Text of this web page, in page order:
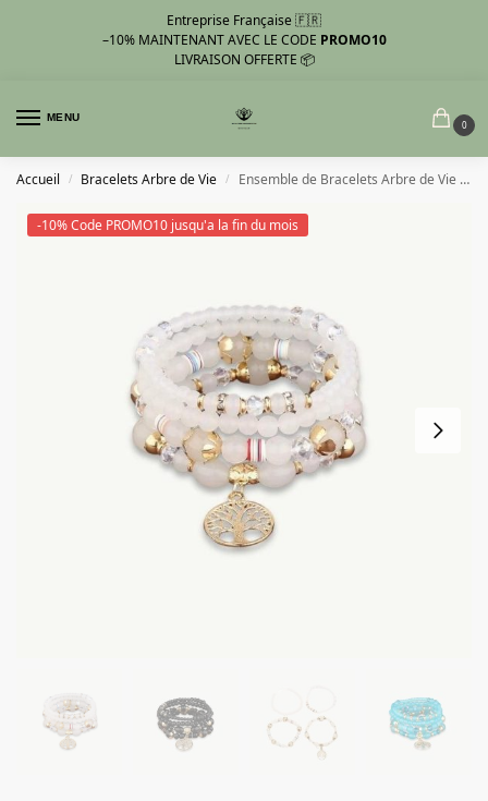
Entreprise Française 🇫🇷
–10% MAINTENANT AVEC LE CODE PROMO10
LIVRAISON OFFERTE 📦
MENU
0
Accueil / Bracelets Arbre de Vie / Ensemble de Bracelets Arbre de Vie pour Femmes
-10% Code PROMO10 jusqu'a la fin du mois